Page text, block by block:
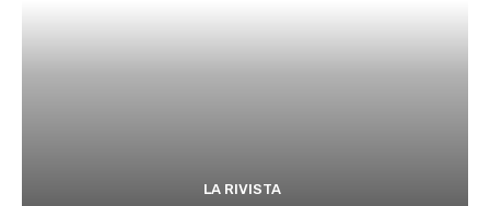
LA RIVISTA